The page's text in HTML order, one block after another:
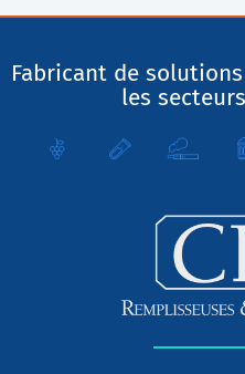
Fabricant de
les